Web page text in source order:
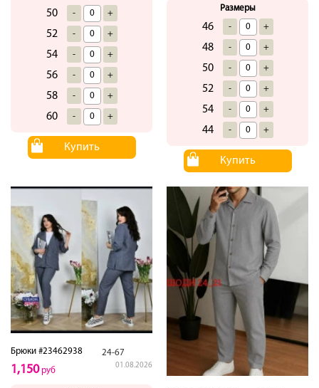
50 - +
52 - +
54 - +
56 - +
58 - +
60 - +
Купить
Размеры
46 - +
48 - +
50 - +
52 - +
54 - +
44 - +
Купить
Брюки #23462938 24-67
01.08.2026
1,150руб